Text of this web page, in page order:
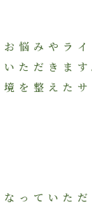
悩みやラ
ただきま
を整えたサ
っていた